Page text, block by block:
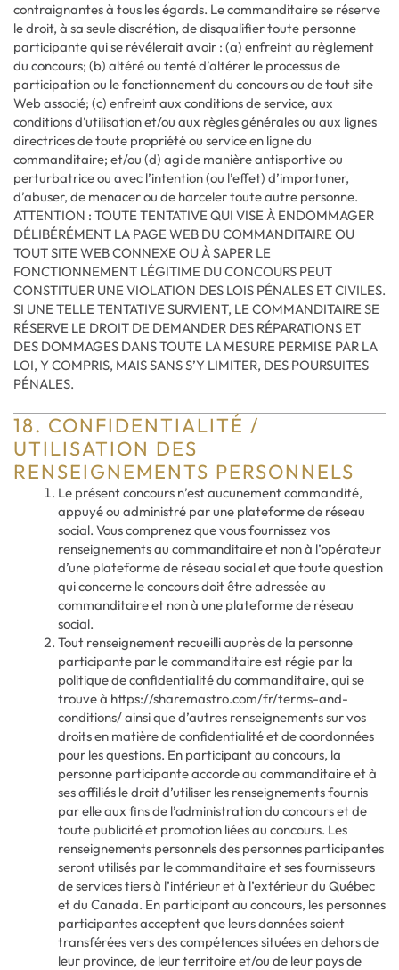
contraignantes à tous les égards. Le commanditaire se réserve
le droit, à sa seule discrétion, de disqualifier toute personne
participante qui se révélerait avoir : (a) enfreint au règlement
du concours; (b) altéré ou tenté d’altérer le processus de
participation ou le fonctionnement du concours ou de tout site
Web associé; (c) enfreint aux conditions de service, aux
conditions d’utilisation et/ou aux règles générales ou aux lignes
directrices de toute propriété ou service en ligne du
commanditaire; et/ou (d) agi de manière antisportive ou
perturbatrice ou avec l’intention (ou l’effet) d’importuner,
d’abuser, de menacer ou de harceler toute autre personne.
ATTENTION : TOUTE TENTATIVE QUI VISE À ENDOMMAGER
DÉLIBÉRÉMENT LA PAGE WEB DU COMMANDITAIRE OU
TOUT SITE WEB CONNEXE OU À SAPER LE
FONCTIONNEMENT LÉGITIME DU CONCOURS PEUT
CONSTITUER UNE VIOLATION DES LOIS PÉNALES ET CIVILES.
SI UNE TELLE TENTATIVE SURVIENT, LE COMMANDITAIRE SE
RÉSERVE LE DROIT DE DEMANDER DES RÉPARATIONS ET
DES DOMMAGES DANS TOUTE LA MESURE PERMISE PAR LA
LOI, Y COMPRIS, MAIS SANS S’Y LIMITER, DES POURSUITES
PÉNALES.
18. CONFIDENTIALITÉ /
UTILISATION DES
RENSEIGNEMENTS PERSONNELS
Le présent concours n’est aucunement commandité,
appuyé ou administré par une plateforme de réseau
social. Vous comprenez que vous fournissez vos
renseignements au commanditaire et non à l’opérateur
d’une plateforme de réseau social et que toute question
qui concerne le concours doit être adressée au
commanditaire et non à une plateforme de réseau
social.
Tout renseignement recueilli auprès de la personne
participante par le commanditaire est régie par la
politique de confidentialité du commanditaire, qui se
trouve à https://sharemastro.com/fr/terms-and-
conditions/ ainsi que d’autres renseignements sur vos
droits en matière de confidentialité et de coordonnées
pour les questions. En participant au concours, la
personne participante accorde au commanditaire et à
ses affiliés le droit d’utiliser les renseignements fournis
par elle aux fins de l’administration du concours et de
toute publicité et promotion liées au concours. Les
renseignements personnels des personnes participantes
seront utilisés par le commanditaire et ses fournisseurs
de services tiers à l’intérieur et à l’extérieur du Québec
et du Canada. En participant au concours, les personnes
participantes acceptent que leurs données soient
transférées vers des compétences situées en dehors de
leur province, de leur territoire et/ou de leur pays de